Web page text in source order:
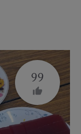
99
thumb_up